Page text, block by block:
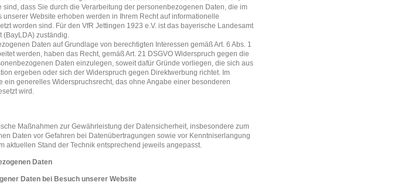
sind, dass Sie durch die Verarbeitung der personenbezogenen Daten, die im
unserer Website erhoben werden in Ihrem Recht auf informationelle
worden sind. Für den VfR Jettingen 1923 e.V. ist das bayerische Landesamt
zuständig.
Daten auf Grundlage von berechtigten Interessen gemäß Art. 6 Abs. 1
werden, haben das Recht, gemäß Art. 21 DSGVO Widerspruch gegen die
Daten einzulegen, soweit dafür Gründe vorliegen, die sich aus
ergeben oder sich der Widerspruch gegen Direktwerbung richtet. Im
ein generelles Widerspruchsrecht, das ohne Angabe einer besonderen
wird.
Maßnahmen zur Gewährleistung der Datensicherheit, insbesondere zum
Daten vor Gefahren bei Datenübertragungen sowie vor Kenntniserlangung
aktuellen Stand der Technik entsprechend jeweils angepasst.
Daten
Daten bei Besuch unserer Website